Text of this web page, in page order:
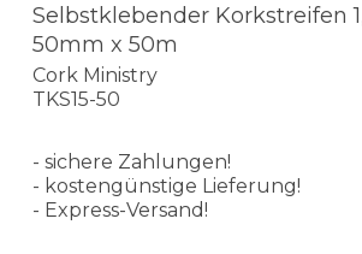
Selbstklebender Korkstreifen
50mm x 50m
Cork Ministry
TKS15-50
- sichere Zahlungen!
- kostengünstige Lieferung!
- Express-Versand!